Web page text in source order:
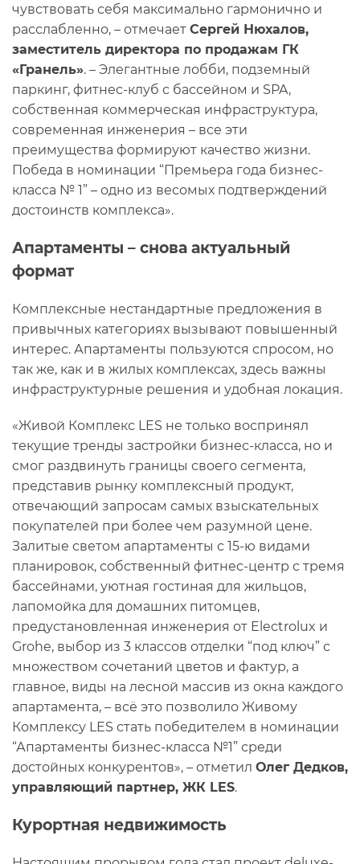
чувствовать себя максимально гармонично и
расслабленно, – отмечает Сергей Нюхалов,
заместитель директора по продажам ГК
«Гранель». – Элегантные лобби, подземный
паркинг, фитнес-клуб с бассейном и SPA,
собственная коммерческая инфраструктура,
современная инженерия – все эти
преимущества формируют качество жизни.
Победа в номинации “Премьера года бизнес-
класса № 1” – одно из весомых подтверждений
достоинств комплекса».
Апартаменты – снова актуальный
формат
Комплексные нестандартные предложения в
привычных категориях вызывают повышенный
интерес. Апартаменты пользуются спросом, но
так же, как и в жилых комплексах, здесь важны
инфраструктурные решения и удобная локация.
«Живой Комплекс LES не только воспринял
текущие тренды застройки бизнес-класса, но и
смог раздвинуть границы своего сегмента,
представив рынку комплексный продукт,
отвечающий запросам самых взыскательных
покупателей при более чем разумной цене.
Залитые светом апартаменты с 15-ю видами
планировок, собственный фитнес-центр с тремя
бассейнами, уютная гостиная для жильцов,
лапомойка для домашних питомцев,
предустановленная инженерия от Electrolux и
Grohe, выбор из 3 классов отделки “под ключ” с
множеством сочетаний цветов и фактур, а
главное, виды на лесной массив из окна каждого
апартамента, – всё это позволило Живому
Комплексу LES стать победителем в номинации
“Апартаменты бизнес-класса №1” среди
достойных конкурентов», – отметил Олег Дедков,
управляющий партнер, ЖК LES.
Курортная недвижимость